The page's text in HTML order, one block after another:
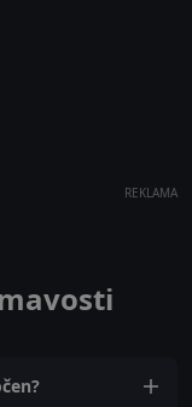
REKLAMA